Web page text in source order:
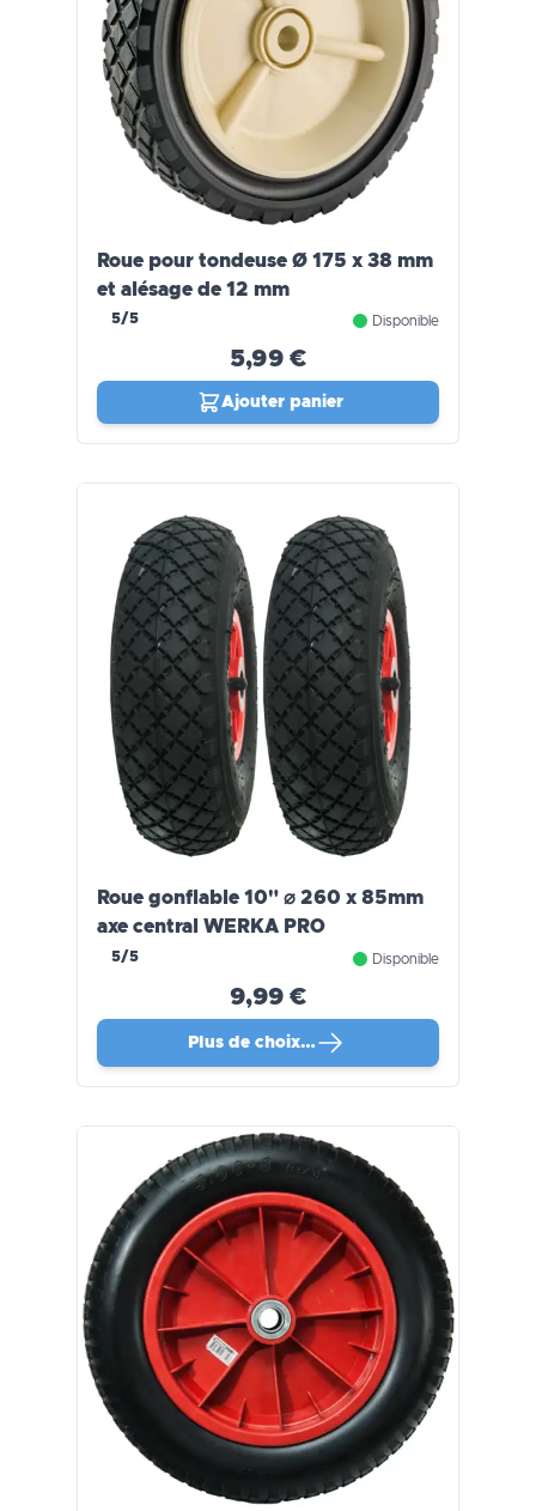
Roue pour tondeuse Ø 175 x 38 mm
et alésage de 12 mm
5/5 Disponible
5,99 €
Ajouter panier
Roue gonflable 10" ⌀ 260 x 85mm
axe central WERKA PRO
5/5 Disponible
9,99 €
Plus de choix…